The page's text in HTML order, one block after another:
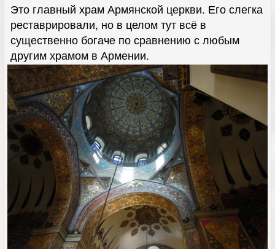
Это главный храм Армянской церкви. Его слегка
реставрировали, но в целом тут всё в
существенно богаче по сравнению с любым
другим храмом в Армении.